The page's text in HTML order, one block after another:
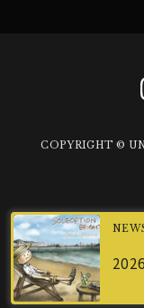
COPYRIGHT ©